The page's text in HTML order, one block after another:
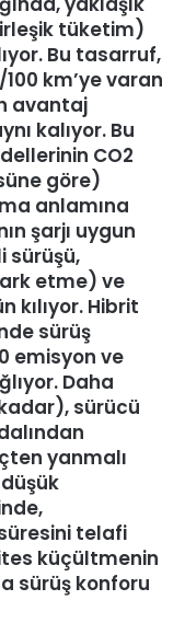
tüketim)
Bu tasarruf,
km’ye varan
avantaj
kalıyor. Bu
CO2
göre)
anlamına
şarjı uygun
sürüşü,
etme) ve
kılıyor. Hibrit
sürüş
emisyon ve
Daha
sürücü
yanmalı
telafi
küçültmenin
sürüş konforu